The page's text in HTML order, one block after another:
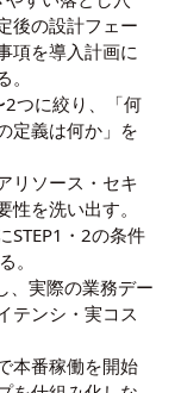
後の設計フェー
項を導入計画に
つに絞り、「何
定義は何か」を
リソース・セキ
を洗い出す。
STEP1・2の条件
。
、実際の業務デー
テンシ・実コス
本番稼働を開始